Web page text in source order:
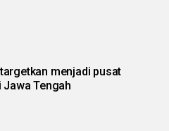
menjadi pusat
Jawa Tengah